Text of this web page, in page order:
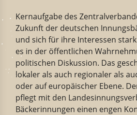
Kernaufgabe des Zentralverband
Zukunft der deutschen
und sich für ihre Inter­essen
es in der öffent­lichen
politi­schen Diskussion. Das
lokalerals auch regio­nalerals
oder auf europäi­scher Ebene.
pflegt mit den
Bäcker­innungen einen engen